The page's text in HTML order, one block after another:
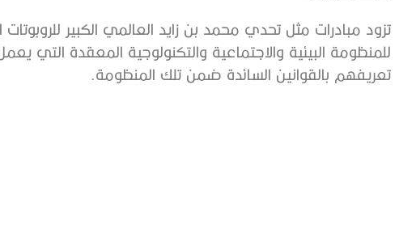
تزود مبادرات مثل تحدي محمد بن زايد العالمي الكبير للروبوتات
للمنظومة البيئية والاجتماعية والتكنولوجية المعقدة التي
تعريفهم بالقوانين السائدة ضمن تلك المنظومة.